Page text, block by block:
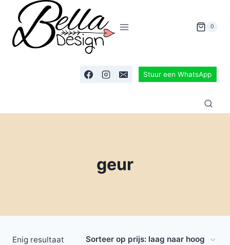
0
Stuur een WhatsApp
geur
Enig resultaat